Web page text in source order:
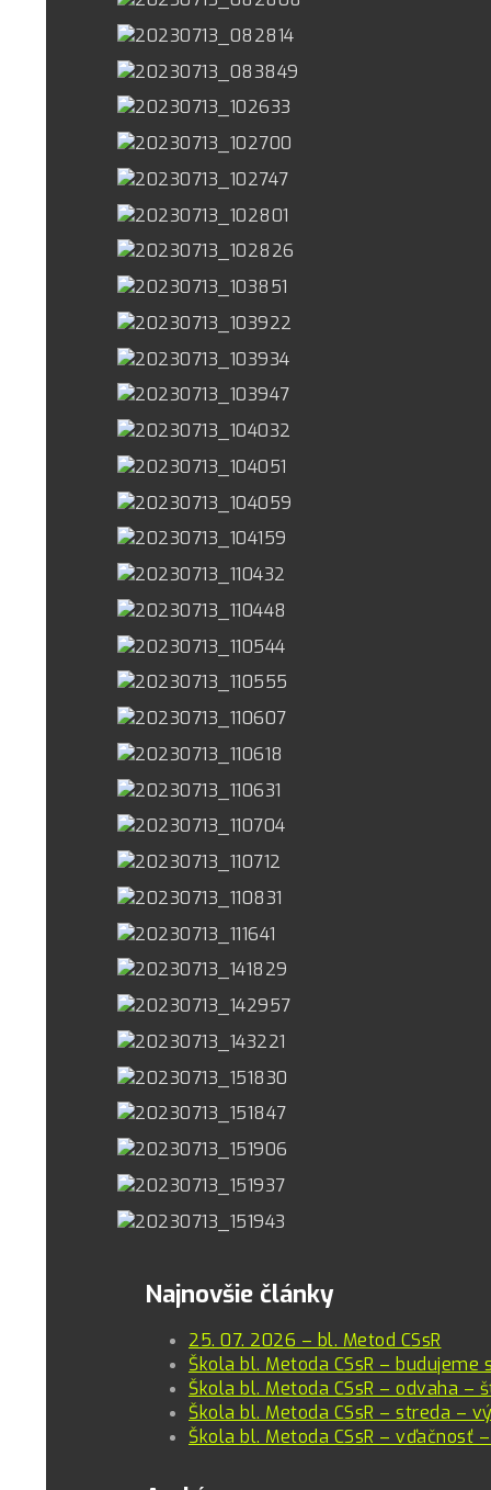
Najnovšie články
25. 07. 2026 – bl. Metod CSsR
Škola bl. Metoda CSsR –
Škola bl. Metoda CSsR – odvaha –
Škola bl. Metoda CSsR – streda –
Škola bl. Metoda CSsR – vďačnosť